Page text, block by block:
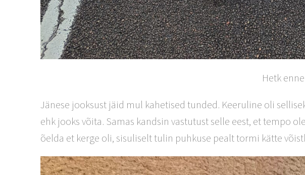
Hetk
Jänese jooksust jäid mul kahetised tunded. Keeruline oli
ehk jooks võita. Samas kandsin vastutust selle eest, et tempo
õelda et kerge oli, sisuliselt tulin puhkuse pealt tormi kätte